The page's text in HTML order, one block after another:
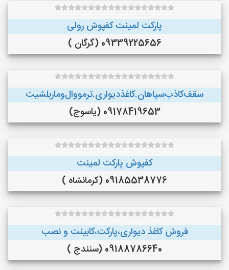
پارکت لمینت کفپوش رولی
09339225656 (گرگان )
سقف‌کاذب‌سپاهان‌.کاغذ‌دیواری.ترمووال‌و‌ماربلشیت
09178419653 (یاسوج)
کفپوش پارکت لمینت
09185538776 (کرمانشاه )
فروش کاغذ دیواری،پارکت،کابینت و نصب
09188786640 (سنندج )